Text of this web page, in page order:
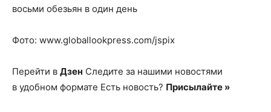
восьми обезьян в один день
Фото: www.globallookpress.com/jspix
Перейти в Дзен Следите за нашими новостями
в удобном формате Есть новость? Присылайте »